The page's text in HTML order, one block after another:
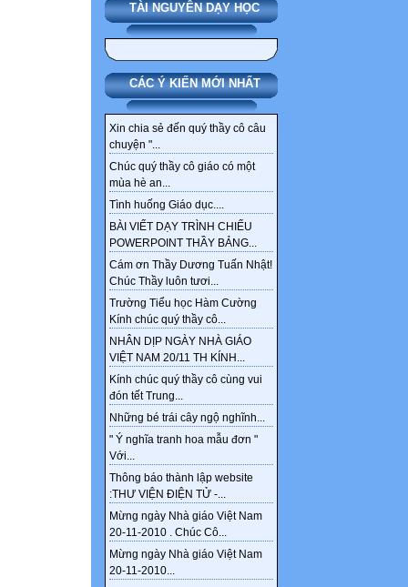
TÀI NGUYÊN DẠY HỌC
CÁC Ý KIẾN MỚI NHẤT
Xin chia sẻ đến quý thầy cô câu
chuyện "...
Chúc quý thầy cô giáo có một
mùa hè an...
Tình huống Giáo dục....
BÀI VIẾT DẠY TRÌNH CHIẾU
POWERPOINT THẦY BẢNG...
Cám ơn Thầy Dương Tuấn Nhật!
Chúc Thầy luôn tươi...
Trường Tiểu học Hàm Cường
Kính chúc quý thầy cô...
NHÂN DỊP NGÀY NHÀ GIÁO
VIỆT NAM 20/11 TH KÍNH...
Kính chúc quý thầy cô cùng vui
đón tết Trung...
Những bé trái cây ngộ nghĩnh...
" Ý nghĩa tranh hoa mẫu đơn "
Với...
Thông báo thành lập website
:THƯ VIỆN ĐIỆN TỬ -...
Mừng ngày Nhà giáo Việt Nam
20-11-2010 . Chúc Cô...
Mừng ngày Nhà giáo Việt Nam
20-11-2010...